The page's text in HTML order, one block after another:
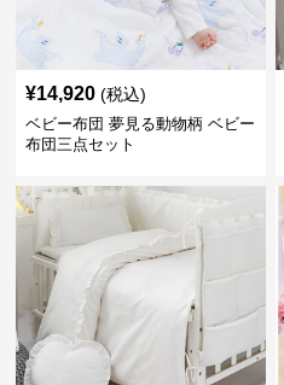
¥14,920 (税込)
ベビー布団 夢見る動物柄 ベビー
布団三点セット